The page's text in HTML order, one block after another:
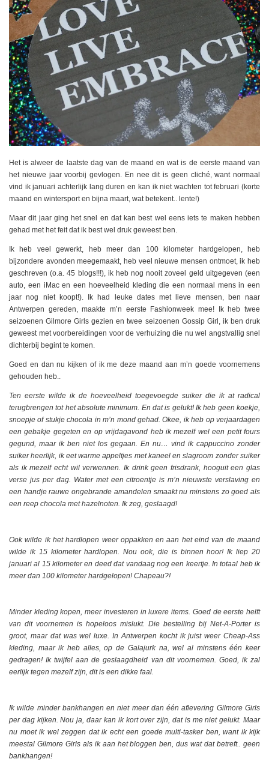
Het is alweer de laatste dag van de maand en wat is de eerste maand van
het nieuwe jaar voorbij gevlogen. En nee dit is geen cliché, want normaal
vind ik januari achterlijk lang duren en kan ik niet wachten tot februari (korte
maand en wintersport en bijna maart, wat betekent.. lente!)
Maar dit jaar ging het snel en dat kan best wel eens iets te maken hebben
gehad met het feit dat ik best wel druk geweest ben.
Ik heb veel gewerkt, heb meer dan 100 kilometer hardgelopen, heb
bijzondere avonden meegemaakt, heb veel nieuwe mensen ontmoet, ik heb
geschreven (o.a. 45 blogs!!!), ik heb nog nooit zoveel geld uitgegeven (een
auto, een iMac en een hoeveelheid kleding die een normaal mens in een
jaar nog niet koopt!). Ik had leuke dates met lieve mensen, ben naar
Antwerpen gereden, maakte m’n eerste Fashionweek mee! Ik heb twee
seizoenen Gilmore Girls gezien en twee seizoenen Gossip Girl, ik ben druk
geweest met voorbereidingen voor de verhuizing die nu wel angstvallig snel
dichterbij begint te komen.
Goed en dan nu kijken of ik me deze maand aan m’n goede voornemens
gehouden heb..
Ten eerste wilde ik de hoeveelheid toegevoegde suiker die ik at radical
terugbrengen tot het absolute minimum. En dat is gelukt! Ik heb geen koekje,
snoepje of stukje chocola in m’n mond gehad. Okee, ik heb op verjaardagen
een gebakje gegeten en op vrijdagavond heb ik mezelf wel een petit fours
gegund, maar ik ben niet los gegaan. En nu… vind ik cappuccino zonder
suiker heerlijk, ik eet warme appeltjes met kaneel en slagroom zonder suiker
als ik mezelf echt wil verwennen. Ik drink geen frisdrank, hooguit een glas
verse jus per dag. Water met een citroentje is m’n nieuwste verslaving en
een handje rauwe ongebrande amandelen smaakt nu minstens zo goed als
een reep chocola met hazelnoten. Ik zeg, geslaagd!
Ook wilde ik het hardlopen weer oppakken en aan het eind van de maand
wilde ik 15 kilometer hardlopen. Nou ook, die is binnen hoor! Ik liep 20
januari al 15 kilometer en deed dat vandaag nog een keertje. In totaal heb ik
meer dan 100 kilometer hardgelopen! Chapeau?!
Minder kleding kopen, meer investeren in luxere items. Goed de eerste helft
van dit voornemen is hopeloos mislukt. Die bestelling bij Net-A-Porter is
groot, maar dat was wel luxe. In Antwerpen kocht ik juist weer Cheap-Ass
kleding, maar ik heb alles, op de Galajurk na, wel al minstens één keer
gedragen! Ik twijfel aan de geslaagdheid van dit voornemen. Goed, ik zal
eerlijk tegen mezelf zijn, dit is een dikke faal.
Ik wilde minder bankhangen en niet meer dan één aflevering Gilmore Girls
per dag kijken. Nou ja, daar kan ik kort over zijn, dat is me niet gelukt. Maar
nu moet ik wel zeggen dat ik echt een goede multi-tasker ben, want ik kijk
meestal Gilmore Girls als ik aan het bloggen ben, dus wat dat betreft.. geen
bankhangen!